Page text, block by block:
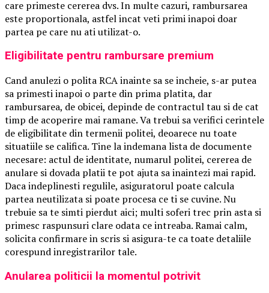
care primeste cererea dvs. In multe cazuri, rambursarea
este proportionala, astfel incat veti primi inapoi doar
partea pe care nu ati utilizat-o.
Eligibilitate pentru rambursare premium
Cand anulezi o polita RCA inainte sa se incheie, s-ar putea
sa primesti inapoi o parte din prima platita, dar
rambursarea, de obicei, depinde de contractul tau si de cat
timp de acoperire mai ramane. Va trebui sa verifici cerintele
de eligibilitate din termenii politei, deoarece nu toate
situatiile se califica. Tine la indemana lista de documente
necesare: actul de identitate, numarul politei, cererea de
anulare si dovada platii te pot ajuta sa inaintezi mai rapid.
Daca indeplinesti regulile, asiguratorul poate calcula
partea neutilizata si poate procesa ce ti se cuvine. Nu
trebuie sa te simti pierdut aici; multi soferi trec prin asta si
primesc raspunsuri clare odata ce intreaba. Ramai calm,
solicita confirmare in scris si asigura-te ca toate detaliile
corespund inregistrarilor tale.
Anularea politicii la momentul potrivit